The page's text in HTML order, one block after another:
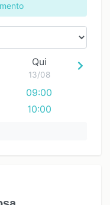
Qui
13/08
09:00
10:00